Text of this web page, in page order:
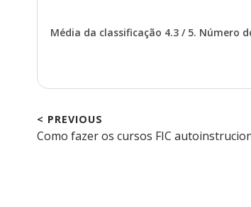
Média da classificação 4.3/ 5. Número
Navegação
< PREVIOUS
Previous
Como fazer os cursos FIC